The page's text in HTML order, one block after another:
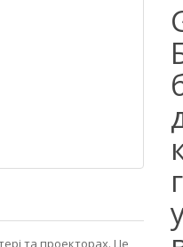
та проекторах. Це